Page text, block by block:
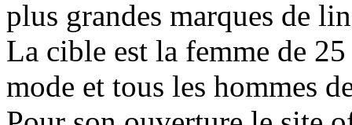
plus grandes marques de
La cible est la femme de
mode et tous les hommes